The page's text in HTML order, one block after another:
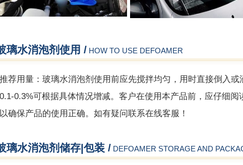
璃水消泡剂使用 / HOW TO USE DEFOAMER
推荐用量：玻璃水消泡剂使用前应先搅拌均匀，用时直接倒入
0.3%可根据具体情况增减。客户在使用本产品前，应仔细
确保产品的使用正确。如有疑问联系在线客服！
璃水消泡剂储存|包装 / DEFOAMER STORAGE AND